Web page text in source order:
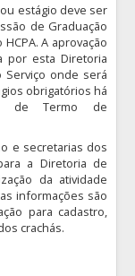
estágio deve ser
de Graduação
A aprovação
por esta Diretoria
Serviço onde será
obrigatórios há
de Termo de
e secretarias dos
a Diretoria de
da atividade
informações são
para cadastro,
crachás.